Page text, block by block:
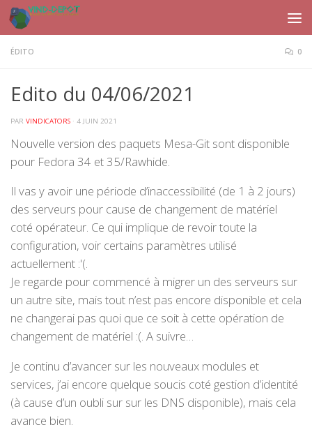
Skip to content
ÉDITO 0
Edito du 04/06/2021
PAR VINDICATORS · 4 JUIN 2021
Nouvelle version des paquets Mesa-Git sont disponible
pour Fedora 34 et 35/Rawhide.
Il vas y avoir une période d’inaccessibilité (de 1 à 2 jours)
des serveurs pour cause de changement de matériel
coté opérateur. Ce qui implique de revoir toute la
configuration, voir certains paramètres utilisé
actuellement :'(.
Je regarde pour commencé à migrer un des serveurs sur
un autre site, mais tout n’est pas encore disponible et cela
ne changerai pas quoi que ce soit à cette opération de
changement de matériel :(. A suivre…
Je continu d’avancer sur les nouveaux modules et
services, j’ai encore quelque soucis coté gestion d’identité
(à cause d’un oubli sur sur les DNS disponible), mais cela
avance bien.